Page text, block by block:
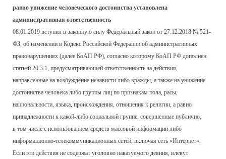
равно унижение человеческого достоинства установлена
административная ответственность
08.01.2019 вступил в законную силу Федеральный закон от 27.12.2018 № 521-
ФЗ, об изменении в Кодекс Российской Федерации об административных
правонарушениях (далее КоАП РФ), согласно которому КоАП РФ дополнен
статьей 20.3.1, предусматривающей ответственность за действия,
направленные на возбуждение ненависти либо вражды, а также на унижение
достоинства человека либо группы лиц по признакам пола, расы,
национальности, языка, происхождения, отношения к религии, а равно
принадлежности к какой-либо социальной группе, совершенные публично,
в том числе с использованием средств массовой информации либо
информационно-телекоммуникационных сетей, включая сеть «Интернет».
Если эти действия не содержат уголовно наказуемого деяния, влекут